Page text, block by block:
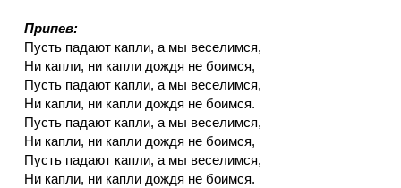
Припев:
Пусть падают капли, а мы веселимся,
Ни капли, ни капли дождя не боимся,
Пусть падают капли, а мы веселимся,
Ни капли, ни капли дождя не боимся.
Пусть падают капли, а мы веселимся,
Ни капли, ни капли дождя не боимся,
Пусть падают капли, а мы веселимся,
Ни капли, ни капли дождя не боимся.